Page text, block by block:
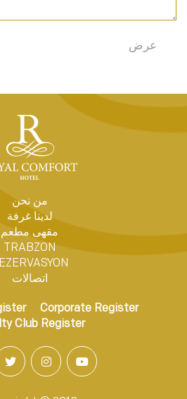
من نحن
لدينا غرفة
مقهى مطعم
TRABZON
اتصالات
Corporate Register
Club Register